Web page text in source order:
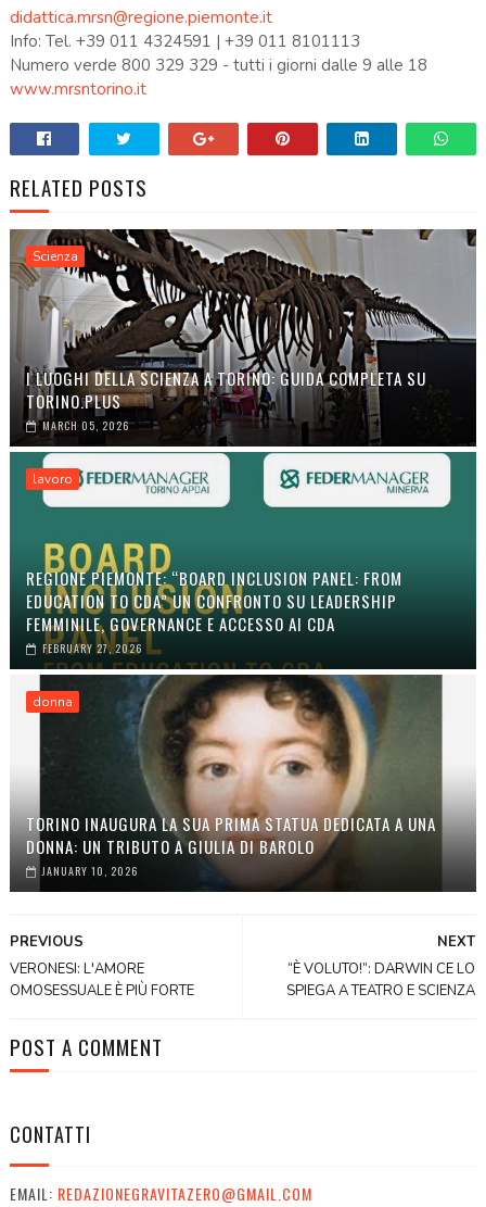
didattica.mrsn@regione.piemonte.it
Info: Tel. +39 011 4324591 | +39 011 8101113
Numero verde 800 329 329 - tutti i giorni dalle 9 alle 18
www.mrsntorino.it
RELATED POSTS
Scienza
I LUOGHI DELLA SCIENZA A TORINO: GUIDA COMPLETA SU
TORINO.PLUS
MARCH 05, 2026
lavoro
REGIONE PIEMONTE: “BOARD INCLUSION PANEL: FROM
EDUCATION TO CDA” UN CONFRONTO SU LEADERSHIP
FEMMINILE, GOVERNANCE E ACCESSO AI CDA
FEBRUARY 27, 2026
donna
TORINO INAUGURA LA SUA PRIMA STATUA DEDICATA A UNA
DONNA: UN TRIBUTO A GIULIA DI BAROLO
JANUARY 10, 2026
NEXT
“È VOLUTO!”: DARWIN CE LO
SPIEGA A TEATRO E SCIENZA
PREVIOUS
VERONESI: L'AMORE
OMOSESSUALE È PIÙ FORTE
POST A COMMENT
CONTATTI
EMAIL: REDAZIONEGRAVITAZERO@GMAIL.COM